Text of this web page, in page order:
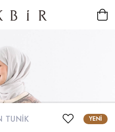
TUNIK YENI